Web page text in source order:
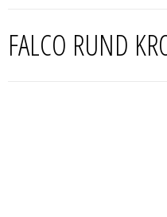
FALCO RUND